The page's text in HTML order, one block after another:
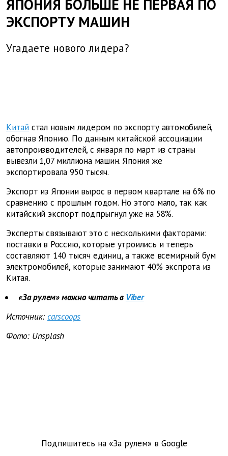
ЯПОНИЯ БОЛЬШЕ НЕ ПЕРВАЯ ПО
ЭКСПОРТУ МАШИН
Угадаете нового лидера?
Китай стал новым лидером по экспорту автомобилей,
обогнав Японию. По данным китайской ассоциации
автопроизводителей, с января по март из страны
вывезли 1,07 миллиона машин. Япония же
экспортировала 950 тысяч.
Экспорт из Японии вырос в первом квартале на 6% по
сравнению с прошлым годом. Но этого мало, так как
китайский экспорт подпрыгнул уже на 58%.
Эксперты связывают это с несколькими факторами:
поставки в Россию, которые утроились и теперь
составляют 140 тысяч единиц, а также всемирный бум
электромобилей, которые занимают 40% экспрота из
Китая.
«За рулем» можно читать в Viber
Источник: carscoops
Фото: Unsplash
Подпишитесь на «За рулем» в Google